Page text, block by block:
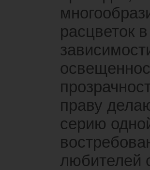
расцветок в
праву
серию
любителей